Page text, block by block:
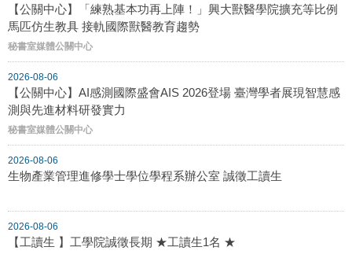
【公關中心】「練熟基本功再上陣！」興大獸醫學院擴充等比例
馬匹仿生教具 接軌國際獸醫教育趨勢
秘書室媒體公關中心
2026-08-06
【公關中心】AI感測國際盛會AIS 2026登場 臺灣學者展現智慧感
測與先進材料研發實力
秘書室媒體公關中心
2026-08-06
生物產業管理進修學士學位學程系辦公室 誠徵工讀生
2026-08-06
【工讀生 】工學院誠徵長期 ★工讀生1名 ★